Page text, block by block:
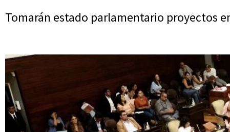
Tomarán estado parlamentario proyectos